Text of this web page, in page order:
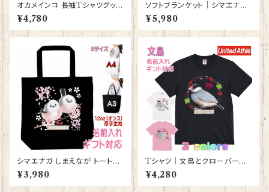
オカメインコ 長袖Tシャツグッズ
洋服 ロングTシャツ カットソー
レディース メンズ 【型番 LT-10
006】お花の王冠シリーズ
¥4,780
ソフトブランケット｜シマエナガ
グッズ ひざかけ 毛布【型番 SB-
116】ピンク しまえなが プレゼ
ント ギフト
¥5,980
シマエナガ しまえなが トートバ
ッグ （黒） グッズ 雑貨 入学祝
い レッスンバッグ お買い物バッ
グ【型番 B-10011】プレゼント
¥3,980
Tシャツ｜文鳥とクローバーと
ハート【型番 T-152】レディース
メンズ 大きいサイズ グッズ K
YAPIArt きゃぴあーと
¥4,280